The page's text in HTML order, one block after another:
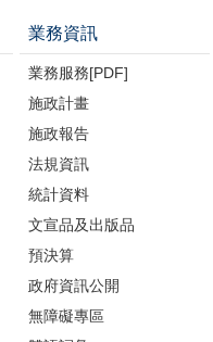
業務資訊
業務服務[PDF]
施政計畫
施政報告
法規資訊
統計資料
文宣品及出版品
預決算
政府資訊公開
無障礙專區